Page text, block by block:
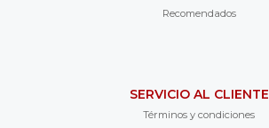
Recomendados
SERVICIO AL CLIENTE
Términos y condiciones